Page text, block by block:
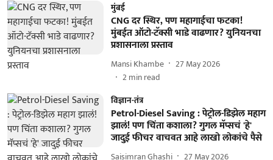
मुंबई
CNG दर स्थिर, पण महागाईचा फटका!
मुंबईत ऑटो-टॅक्सी भाडे वाढणार? युनियनचा
प्रशासनाला प्रस्ताव
Mansi Khambe
27 May 2026
2min read
विज्ञान-तंत्र
Petrol-Diesel Saving : पेट्रोल-डिझेल महाग
झालं! पण चिंता कशाला? गुगल मॅप्सचं 'हे'
जादुई फीचर वाचवत आहे लाखो लोकांचे पैसे
Saisimran Ghashi 27 May 2026